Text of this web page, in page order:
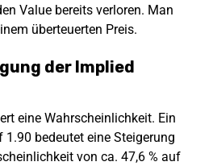
Value bereits verloren. Man
überteuerten Preis.
der Implied
eine Wahrscheinlichkeit. Ein
bedeutet eine Steigerung
von ca. 47,6 % auf